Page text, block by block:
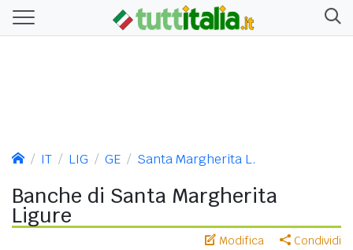
IT LIG GE Santa Margherita L.
Banche di Santa Margherita
Ligure
Modifica Condividi